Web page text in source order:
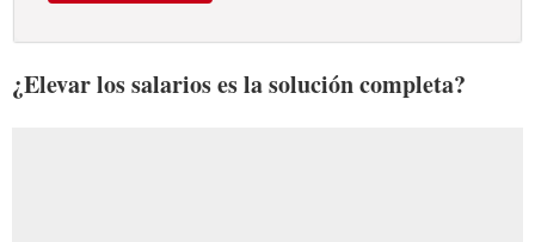
¿Elevar los salarios es la solución completa?